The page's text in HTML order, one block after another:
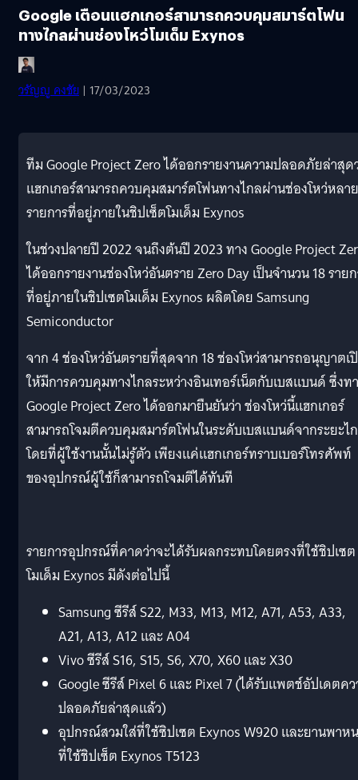
Google เตือนแฮกเกอร์สามารถควบคุมสมาร์ตโฟน
ทางไกลผ่านช่องโหว่โมเด็ม Exynos
วรัญญู คงชัย | 17/03/2023
ทีม Google Project Zero ได้ออกรายงานความปลอดภัยล่าสุด
แฮกเกอร์สามารถควบคุมสมาร์ตโฟนทางไกลผ่านช่องโหว่หลาย
รายการที่อยู่ภายในชิปเซ็ตโมเด็ม Exynos
ในช่วงปลายปี 2022 จนถึงต้นปี 2023 ทาง Google Project
ได้ออกรายงานช่องโหว่อันตราย Zero Day เป็นจำนวน 18 ราย
ที่อยู่ภายในชิปเซตโมเด็ม Exynos ผลิตโดย Samsung
Semiconductor
จาก 4 ช่องโหว่อันตรายที่สุดจาก 18 ช่องโหว่สามารถอนุญาตเ
ให้มีการควบคุมทางไกลระหว่างอินเทอร์เน็ตกับเบสแบนด์ ซึ่งท
Google Project Zero ได้ออกมายืนยันว่า ช่องโหว่นี้แฮกเกอร์
สามารถโจมตีควบคุมสมาร์ตโฟนในระดับเบสแบนด์จากระยะไ
โดยที่ผู้ใช้งานนั้นไม่รู้ตัว เพียงแค่แฮกเกอร์ทราบเบอร์โทรศัพท์
ของอุปกรณ์ผู้ใช้ก็สามารถโจมตีได้ทันที
รายการอุปกรณ์ที่คาดว่าจะได้รับผลกระทบโดยตรงที่ใช้ชิปเซต
โมเด็ม Exynos มีดังต่อไปนี้
Samsung ซีรีส์ S22, M33, M13, M12, A71, A53, A33,
A21, A13, A12 และ A04
Vivo ซีรีส์ S16, S15, S6, X70, X60 และ X30
Google ซีรีส์ Pixel 6 และ Pixel 7 (ได้รับแพตช์อัปเดตค
ปลอดภัยล่าสุดแล้ว)
อุปกรณ์สวมใส่ที่ใช้ซิปเซต Exynos W920 และยานพาห
ที่ใช้ชิปเซ็ต Exynos T5123